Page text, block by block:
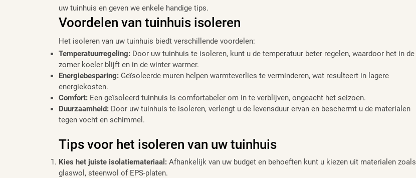
uw tuinhuis en geven we enkele handige tips.
Voordelen van tuinhuis isoleren
Het isoleren van uw tuinhuis biedt verschillende voordelen:
Temperatuurregeling: Door uw tuinhuis te isoleren, kunt u de temperatuur beter regelen, waardoor het in de
zomer koeler blijft en in de winter warmer.
Energiebesparing: Geïsoleerde muren helpen warmteverlies te verminderen, wat resulteert in lagere
energiekosten.
Comfort: Een geïsoleerd tuinhuis is comfortabeler om in te verblijven, ongeacht het seizoen.
Duurzaamheid: Door uw tuinhuis te isoleren, verlengt u de levensduur ervan en beschermt u de materialen
tegen vocht en schimmel.
Tips voor het isoleren van uw tuinhuis
Kies het juiste isolatiemateriaal: Afhankelijk van uw budget en behoeften kunt u kiezen uit materialen zoals
glaswol, steenwol of EPS-platen.